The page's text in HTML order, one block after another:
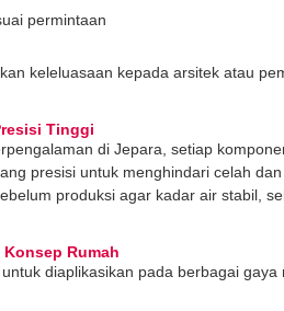
permintaan
keleluasaan kepada arsitek atau
Tinggi
di Jepara, setiap
presisi untuk menghindari celah
produksi agar kadar air stabil,
Rumah
diaplikasikan pada berbagai gaya